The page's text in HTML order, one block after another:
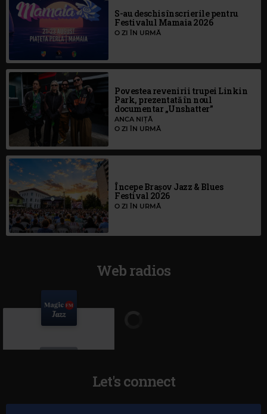
S-au deschis înscrierile pentru
Festivalul Mamaia 2026
O ZI ÎN URMĂ
Povestea revenirii trupei Linkin
Park, prezentată în noul
documentar „Unshatter”
ANCA NIȚĂ
O ZI ÎN URMĂ
Începe Brașov Jazz & Blues
Festival 2026
O ZI ÎN URMĂ
Web radios
Let's connect